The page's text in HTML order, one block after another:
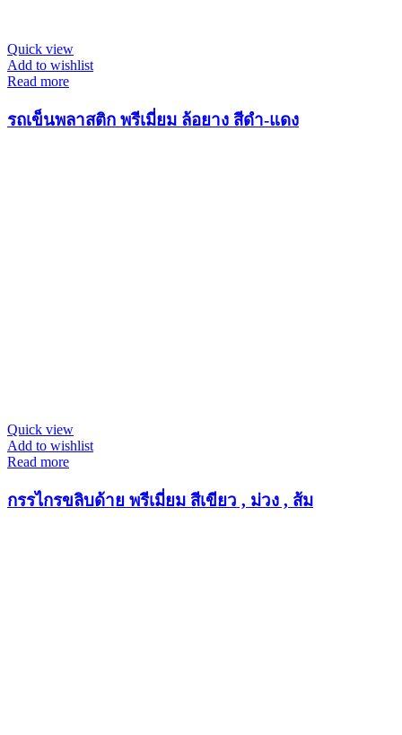
Quick view
Add to wishlist
Read more
รถเข็นพลาสติก พรีเมี่ยม ล้อยาง สีดำ-แดง
Quick view
Add to wishlist
Read more
กรรไกรขลิบด้าย พรีเมี่ยม สีเขียว , ม่วง , ส้ม